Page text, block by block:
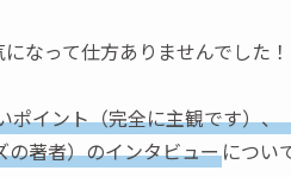
なって仕方ありませんでした！
イント（完全に主観です）、
の著者）のインタビューについ